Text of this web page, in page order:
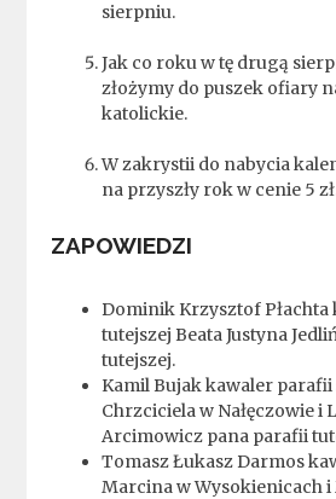
sierpniu.
Jak co roku w tę drugą
złożymy do puszek ofiary
katolickie.
W zakrystii do nabycia
na przyszły rok w cenie 5
ZAPOWIEDZI
Dominik Krzysztof
tutejszej Beata Justyna
tutejszej.
Kamil Bujak kawaler parafii
Chrzciciela w Nałęczowie i
Arcimowicz pana parafii
Tomasz Łukasz Darmos
Marcina w Wysokienicach i